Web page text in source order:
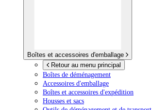
Boîtes et accessoires d'emballage
Retour au menu principal
Boîtes de déménagement
Accessoires d'emballage
Boîtes et accessoires d'expédition
Housses et sacs